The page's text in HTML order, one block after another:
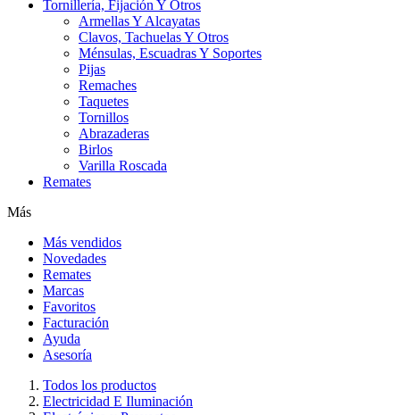
Tornillería, Fijación Y Otros
Armellas Y Alcayatas
Clavos, Tachuelas Y Otros
Ménsulas, Escuadras Y Soportes
Pijas
Remaches
Taquetes
Tornillos
Abrazaderas
Birlos
Varilla Roscada
Remates
Más
Más vendidos
Novedades
Remates
Marcas
Favoritos
Facturación
Ayuda
Asesoría
Todos los productos
Electricidad E Iluminación